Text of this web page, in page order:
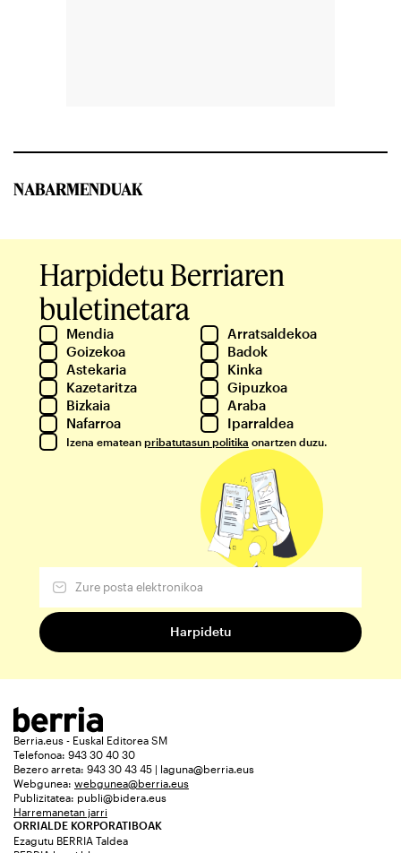
NABARMENDUAK
Harpidetu Berriaren
buletinetara
Mendia
Arratsaldekoa
Goizekoa
Badok
Astekaria
Kinka
Kazetaritza
Gipuzkoa
Bizkaia
Araba
Nafarroa
Iparraldea
Izena ematean pribatutasun politika onartzen duzu.
Berria.eus - Euskal Editorea SM
Telefonoa: 943 30 40 30
Bezero arreta: 943 30 43 45 | laguna@berria.eus
Webgunea: webgunea@berria.eus
Publizitatea: publi@bidera.eus
Harremanetan jarri
ORRIALDE KORPORATIBOAK
Ezagutu BERRIA Taldea